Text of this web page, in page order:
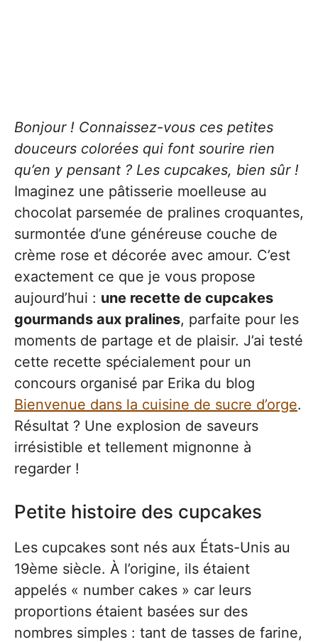
Bonjour ! Connaissez-vous ces petites
douceurs colorées qui font sourire rien
qu’en y pensant ? Les cupcakes, bien sûr !
Imaginez une pâtisserie moelleuse au
chocolat parsemée de pralines croquantes,
surmontée d’une généreuse couche de
crème rose et décorée avec amour. C’est
exactement ce que je vous propose
aujourd’hui : une recette de cupcakes
gourmands aux pralines, parfaite pour les
moments de partage et de plaisir. J’ai testé
cette recette spécialement pour un
concours organisé par Erika du blog
Bienvenue dans la cuisine de sucre d’orge.
Résultat ? Une explosion de saveurs
irrésistible et tellement mignonne à
regarder !
Petite histoire des cupcakes
Les cupcakes sont nés aux États-Unis au
19ème siècle. À l’origine, ils étaient
appelés « number cakes » car leurs
proportions étaient basées sur des
nombres simples : tant de tasses de farine,